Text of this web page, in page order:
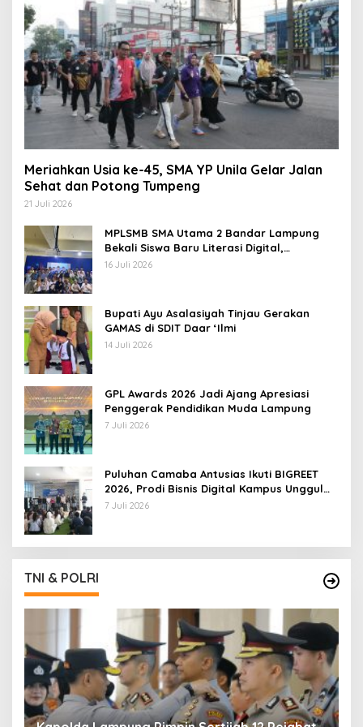
Meriahkan Usia ke-45, SMA YP Unila Gelar Jalan
Sehat dan Potong Tumpeng
21 Juli 2026
MPLSMB SMA Utama 2 Bandar Lampung
Bekali Siswa Baru Literasi Digital,
Jurnalistik, dan Etika Bermedia Sosial
16 Juli 2026
Bupati Ayu Asalasiyah Tinjau Gerakan
GAMAS di SDIT Daar ‘Ilmi
14 Juli 2026
GPL Awards 2026 Jadi Ajang Apresiasi
Penggerak Pendidikan Muda Lampung
7 Juli 2026
Puluhan Camaba Antusias Ikuti BIGREET
2026, Prodi Bisnis Digital Kampus Unggul
IIB Darmajaya Hadirkan Deretan
7 Juli 2026
TNI & POLRI